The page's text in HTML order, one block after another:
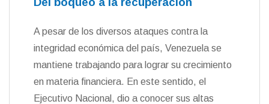
A pesar de los diversos ataques contra la
integridad económica del país, Venezuela se
mantiene trabajando para lograr su crecimiento
en materia financiera. En este sentido, el
Ejecutivo Nacional, dio a conocer sus altas